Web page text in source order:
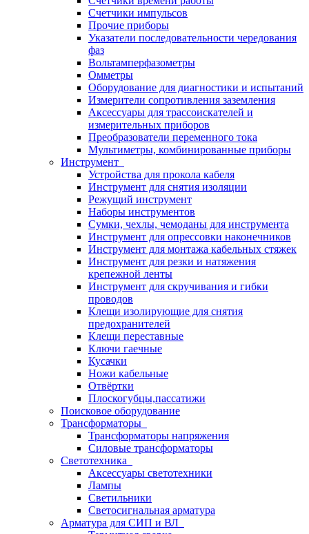
Счетчики импульсов
Прочие приборы
Указатели последовательности чередования
фаз
Вольтамперфазометры
Омметры
Оборудование для диагностики и испытаний
Измерители сопротивления заземления
Аксессуары для трассоискателей и
измерительных приборов
Преобразователи переменного тока
Мультиметры, комбинированные приборы
Инструмент
Устройства для прокола кабеля
Инструмент для снятия изоляции
Режущий инструмент
Наборы инструментов
Сумки, чехлы, чемоданы для инструмента
Инструмент для опрессовки наконечников
Инструмент для монтажа кабельных стяжек
Инструмент для резки и натяжения
крепежной ленты
Инструмент для скручивания и гибки
проводов
Клещи изолирующие для снятия
предохранителей
Клещи переставные
Ключи гаечные
Кусачки
Ножи кабельные
Отвёртки
Плоскогубцы,пассатижи
Поисковое оборудование
Трансформаторы
Трансформаторы напряжения
Силовые трансформаторы
Светотехника
Аксессуары светотехники
Лампы
Светильники
Светосигнальная арматура
Арматура для СИП и ВЛ